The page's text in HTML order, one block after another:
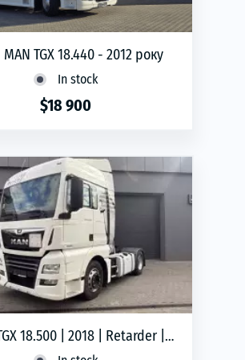
MAN TGX 18.440 - 2012 року
In stock
$18 900
2012
542
18.500 | 2018 | Retarder |